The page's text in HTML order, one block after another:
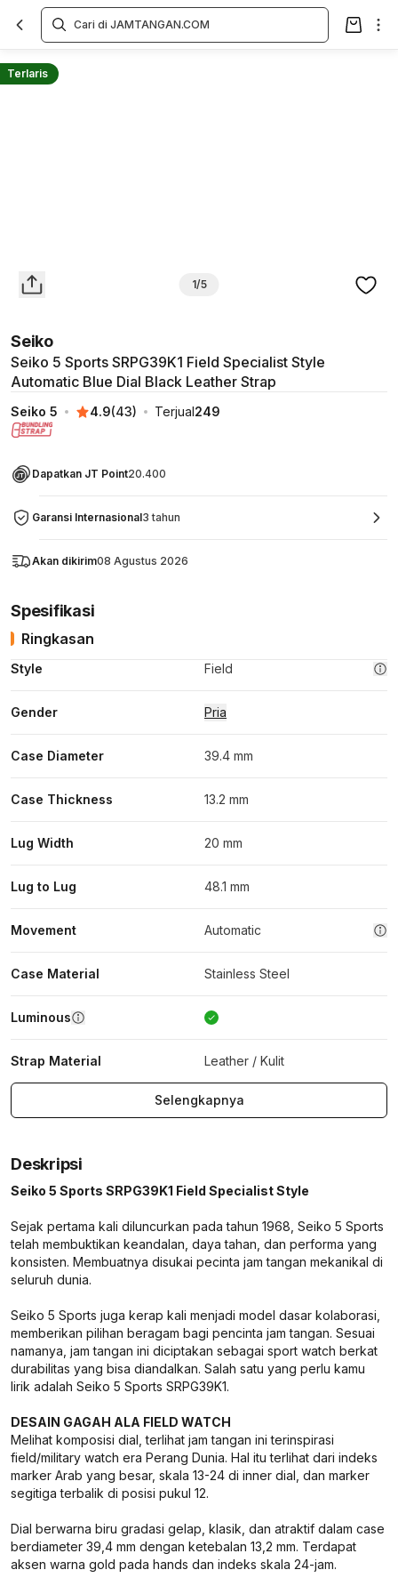
Terlaris
1/5
Seiko
Seiko 5 Sports SRPG39K1 Field Specialist Style
Automatic Blue Dial Black Leather Strap
Seiko 5 4.9(43) Terjual249
Dapatkan JT Point20.400
Garansi Internasional3 tahun
Akan dikirim08 Agustus 2026
Overview
Spesifikasi
Ringkasan
Style Field
Gender Pria
Case Diameter 39.4 mm
Case Thickness 13.2 mm
Lug Width 20 mm
Lug to Lug 48.1 mm
Movement Automatic
Case Material Stainless Steel
Luminous
Strap Material Leather / Kulit
Selengkapnya
Deskripsi
Seiko 5 Sports SRPG39K1 Field Specialist Style
Sejak pertama kali diluncurkan pada tahun 1968, Seiko 5 Sports
telah membuktikan keandalan, daya tahan, dan performa yang
konsisten. Membuatnya disukai pecinta jam tangan mekanikal di
seluruh dunia.
Seiko 5 Sports juga kerap kali menjadi model dasar kolaborasi,
memberikan pilihan beragam bagi pencinta jam tangan. Sesuai
namanya, jam tangan ini diciptakan sebagai sport watch berkat
durabilitas yang bisa diandalkan. Salah satu yang perlu kamu
lirik adalah Seiko 5 Sports SRPG39K1.
DESAIN GAGAH ALA FIELD WATCH
Melihat komposisi dial, terlihat jam tangan ini terinspirasi
field/military watch era Perang Dunia. Hal itu terlihat dari indeks
marker Arab yang besar, skala 13-24 di inner dial, dan marker
segitiga terbalik di posisi pukul 12.
Dial berwarna biru gradasi gelap, klasik, dan atraktif dalam case
berdiameter 39,4 mm dengan ketebalan 13,2 mm. Terdapat
aksen warna gold pada hands dan indeks skala 24-jam.